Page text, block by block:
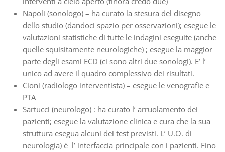
Napoli (sonologo) – ha curato la stesura del disegno
dello studio (dandoci spazio per osservazioni); esegue le
valutazioni statistiche di tutte le indagini eseguite (anche
quelle squisitamente neurologiche) ; esegue la maggior
parte degli esami ECD (ci sono altri due sonologi). E’ l’
unico ad avere il quadro complessivo dei risultati.
Cioni (radiologo interventista) – esegue le venografie e
PTA
Sartucci (neurologo) : ha curato l’ arruolamento dei
pazienti; esegue la valutazione clinica e cura che la sua
struttura esegua alcuni dei test previsti. L’ U.O. di
neurologia) è l’ interfaccia principale con i pazienti. Fino